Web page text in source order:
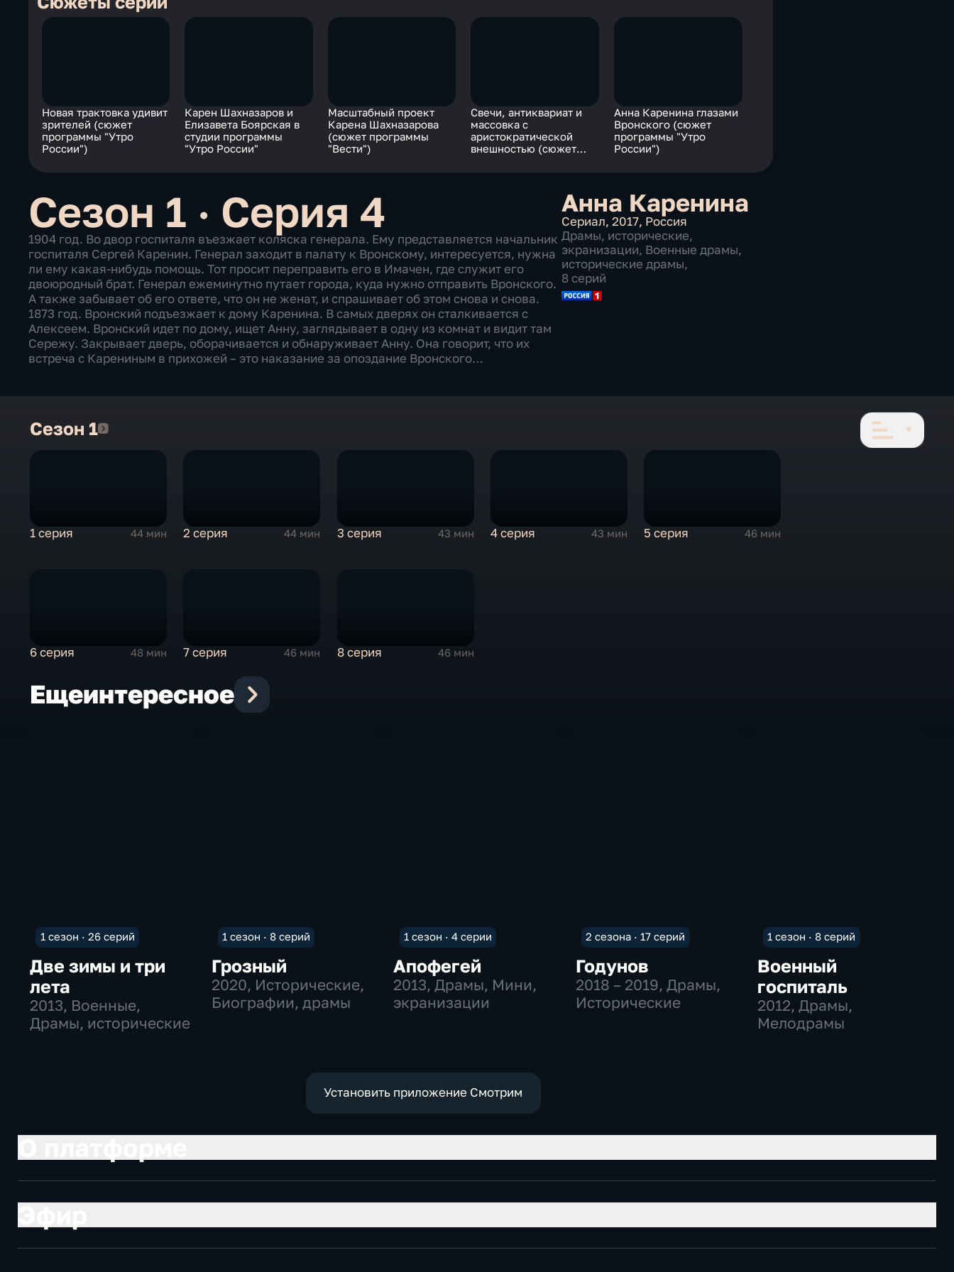
Новая трактовка удивит
зрителей (сюжет
программы "Утро
России")
Карен Шахназаров и
Елизавета Боярская в
студии программы
"Утро России"
Масштабный проект
Карена Шахназарова
(сюжет программы
"Вести")
Свечи, антиквариат и
массовка с
аристократической
внешностью (сюжет
Анна Каренина глазами
Вронского (сюжет
программы "Утро
России")
Сезон 1 · Серия 4
1904 год. Во двор госпиталя въезжает коляска генерала. Ему представляется начальник
госпиталя Сергей Каренин. Генерал заходит в палату к Вронскому, интересуется, нужна
ли ему какая-нибудь помощь. Тот просит переправить его в Имачен, где служит его
двоюродный брат. Генерал ежеминутно путает города, куда нужно отправить Вронского.
А также забывает об его ответе, что он не женат, и спрашивает об этом снова и снова.
1873 год. Вронский подъезжает к дому Каренина. В самых дверях он сталкивается с
Алексеем. Вронский идет по дому, ищет Анну, заглядывает в одну из комнат и видит там
Сережу. Закрывает дверь, оборачивается и обнаруживает Анну. Она говорит, что их
встреча с Карениным в прихожей – это наказание за опоздание Вронского…
Анна Каренина
Сериал, 2017, Россия
Драмы, исторические,
экранизации, Военные драмы,
исторические драмы,
8 серий
Сезон 1Сезон 1
1 серия 44 мин 2 серия 44 мин 3 серия 43 мин 4 серия 43 мин 5 серия 46 мин
6 серия 48 мин 7 серия 46 мин 8 серия 46 мин
Ещеинтересное
1 сезон · 26 серий
Две зимы и три
лета
2013, Военные,
Драмы, исторические
1 сезон · 8 серий
Грозный
2020, Исторические,
Биографии, драмы
1 сезон · 4 серии
Апофегей
2013, Драмы, Мини,
экранизации
2 сезона · 17 серий
Годунов
2018 – 2019, Драмы,
Исторические
1 сезон · 8 серий
Военный
госпиталь
2012, Драмы,
Мелодрамы
Установить приложение Смотрим